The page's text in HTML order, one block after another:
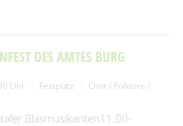
DES AMTES BURG
Uhr Festplatz
Chor / Folklore /
Blasmusikanten11.00-